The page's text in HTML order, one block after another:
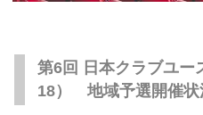
第6回 日本クラブユー
18） 地域予選開催状